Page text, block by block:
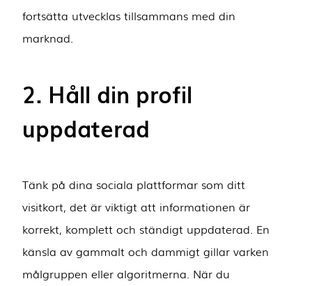
fortsätta utvecklas tillsammans med din
marknad.
2. Håll din profil
uppdaterad
Tänk på dina sociala plattformar som ditt
visitkort, det är viktigt att informationen är
korrekt, komplett och ständigt uppdaterad. En
känsla av gammalt och dammigt gillar varken
målgruppen eller algoritmerna. När du